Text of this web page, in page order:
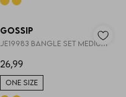
1/2
Gossip
JE19983 BANGLE SET MEDIUM
26,99
ONE SIZE